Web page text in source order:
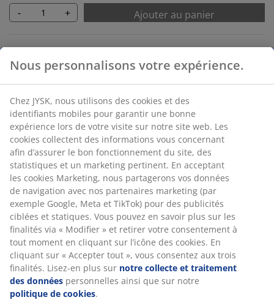
- + Ajouter au panier
Sans limite de temps - Retour dans n'importe quel
Garantie de prix
Garantie de prix de 30 jours sur tous nos articles
Options de livraison flexibles
Livraison facile et rapide
RÉFÉRENCE: 3670054
Instruction de montage
Caractéristiques
Nous personnalisons votre expérience.
Chez JYSK, nous utilisons des cookies et des
identifiants mobiles pour garantir une bonne
expérience lors de votre visite sur notre site web. Les
cookies collectent des informations vous concernant
afin d’assurer le bon fonctionnement du site, des
statistiques et un marketing pertinent. En acceptant
les cookies Marketing, nous partagerons vos données
de navigation avec nos partenaires marketing (par
exemple Google, Meta et TikTok) pour des publicités
ciblées et statiques. Vous pouvez en savoir plus sur les
finalités via « Modifier » et retirer votre consentement à
tout moment en cliquant sur l’icône des cookies. En
cliquant sur « Accepter tout », vous consentez aux trois
finalités. Lisez-en plus sur notre collecte et traitement
des données personnelles ainsi que sur notre
politique de cookies.